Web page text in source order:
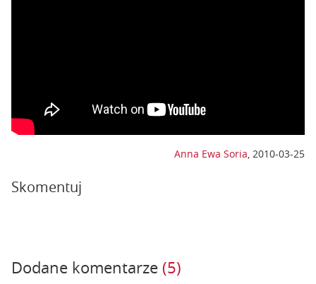
Anna Ewa Soria, 2010-03-25
Skomentuj
Dodane komentarze (5)